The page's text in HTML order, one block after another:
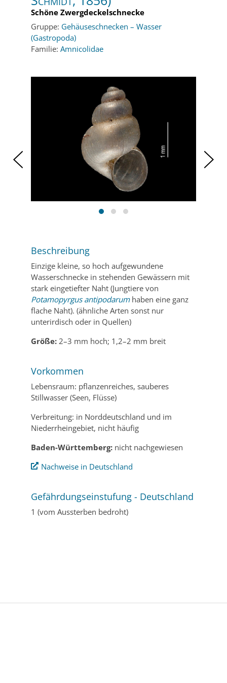
Schöne Zwergdeckelschnecke
Gruppe: Gehäuseschnecken – Wasser
(Gastropoda)
Familie: Amnicolidae
Beschreibung
Einzige kleine, so hoch aufgewundene
Wasserschnecke in stehenden Gewässern mit
stark eingetiefter Naht (Jungtiere von
Potamopyrgus antipodarumhaben eine ganz
flache Naht). (ähnliche Arten sonst nur
unterirdisch oder in Quellen)
Größe:2–3 mm hoch; 1,2–2 mm breit
Vorkommen
Lebensraum: pflanzenreiches, sauberes
Stillwasser (Seen, Flüsse)
Verbreitung: in Norddeutschland und im
Niederrheingebiet, nicht häufig
Baden-Württemberg:nicht nachgewiesen
Nachweise in Deutschland
Gefährdungseinstufung - Deutschland
1 (vom Aussterben bedroht)